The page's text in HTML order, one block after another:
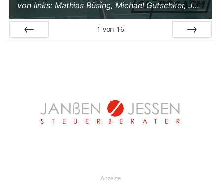
von links: Mathias Büsing, Michael Gutschker, Jan-Ole Tönjes, Jürgen Reimers, Stephan Freese, Stephan Hemme.
1 von 16
Anzeige